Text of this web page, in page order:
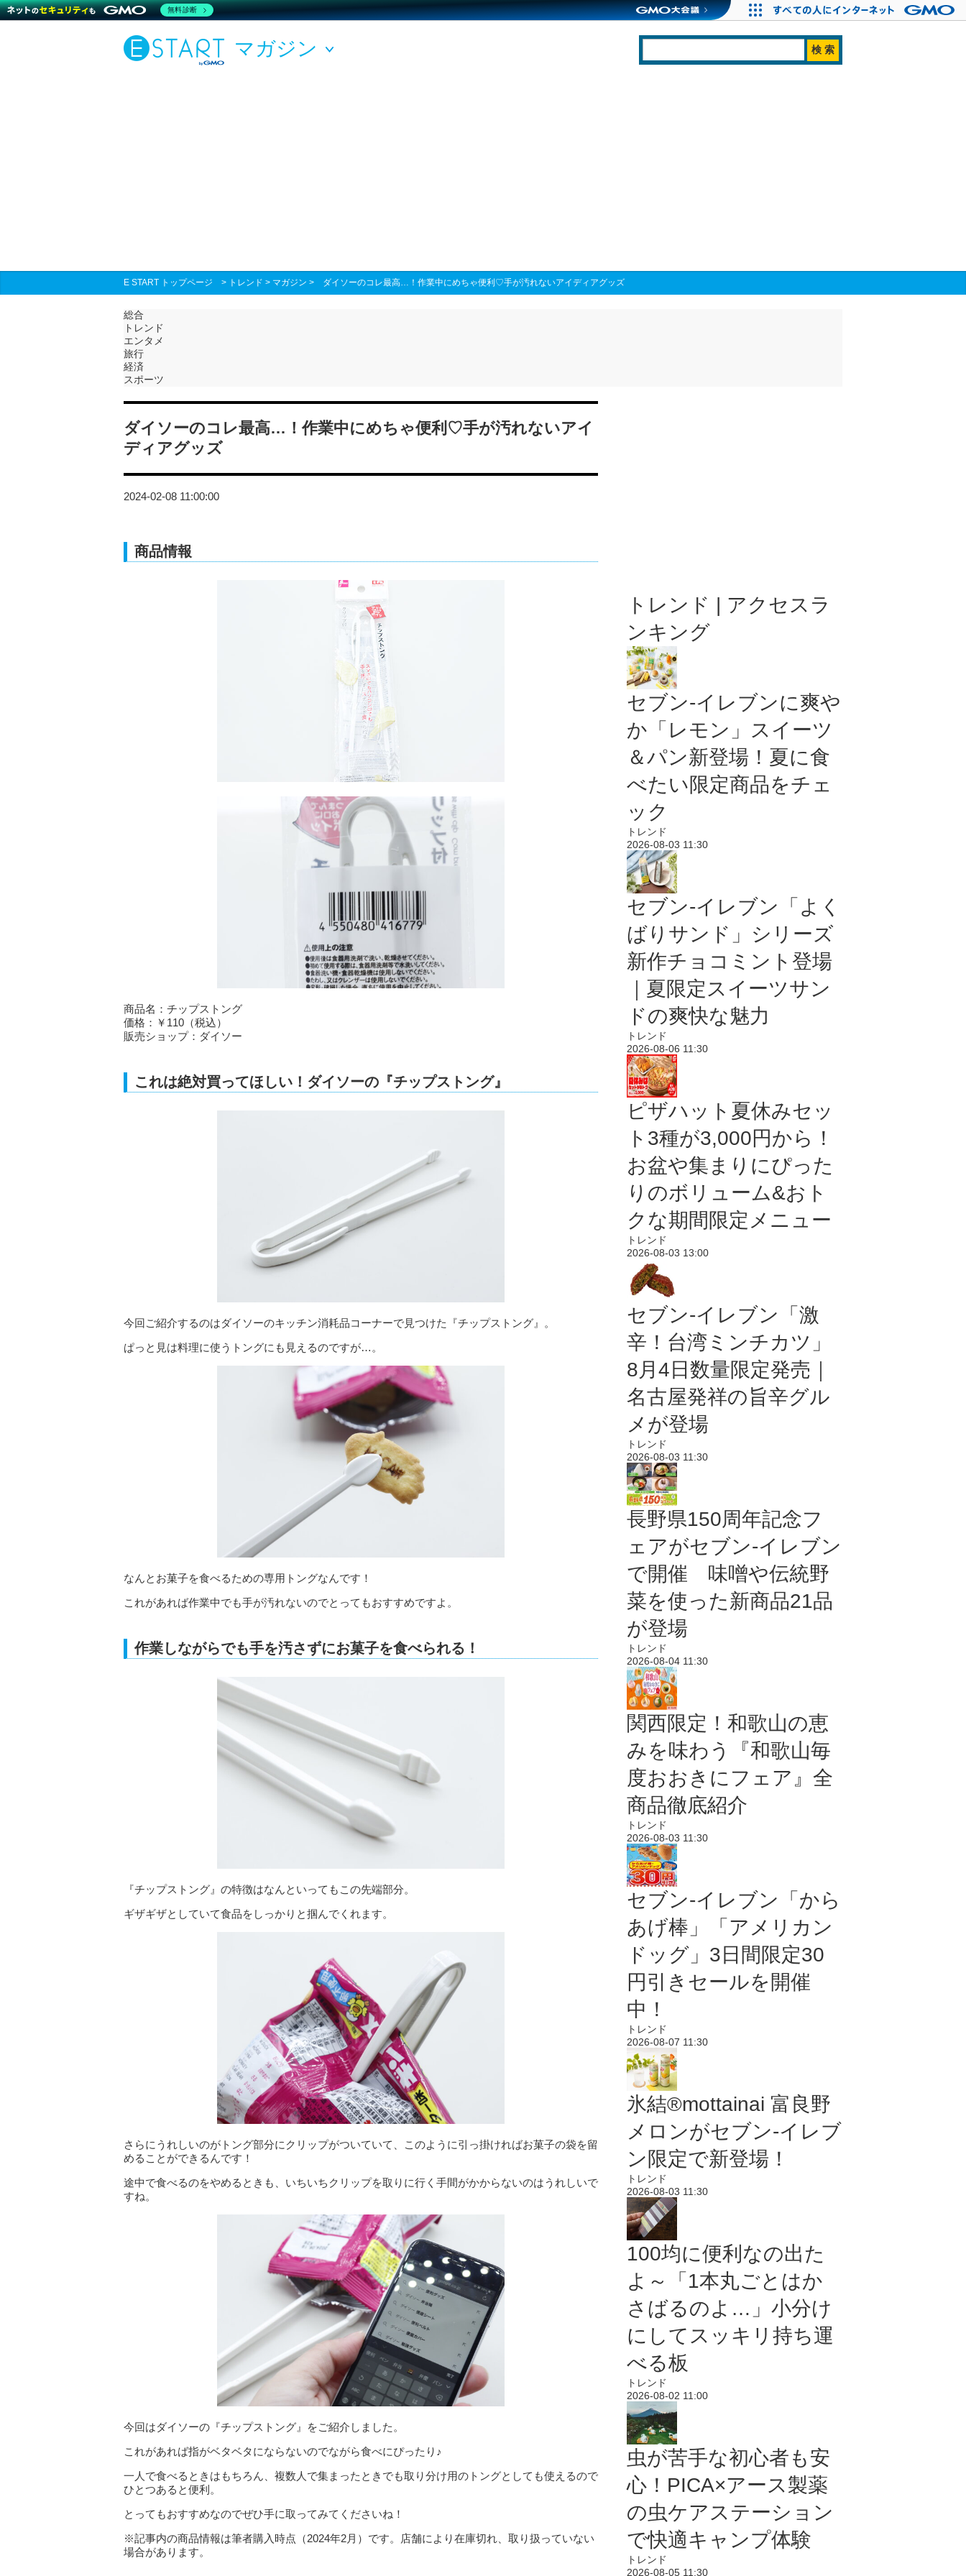
マガジン
E START トップページ > トレンド > マガジン > ダイソーのコレ最高…！作業中にめちゃ便利♡手が汚れないアイディアグッズ
総合
トレンド
エンタメ
旅行
経済
スポーツ
ダイソーのコレ最高…！作業中にめちゃ便利♡手が汚れないアイ
ディアグッズ
2024-02-08 11:00:00
商品情報
商品名：チップストング
価格：￥110（税込）
販売ショップ：ダイソー
これは絶対買ってほしい！ダイソーの『チップストング』
今回ご紹介するのはダイソーのキッチン消耗品コーナーで見つけた『チップストング』。
ぱっと見は料理に使うトングにも見えるのですが…。
なんとお菓子を食べるための専用トングなんです！
これがあれば作業中でも手が汚れないのでとってもおすすめですよ。
作業しながらでも手を汚さずにお菓子を食べられる！
『チップストング』の特徴はなんといってもこの先端部分。
ギザギザとしていて食品をしっかりと掴んでくれます。
さらにうれしいのがトング部分にクリップがついていて、このように引っ掛ければお菓子の袋を留
めることができるんです！
途中で食べるのをやめるときも、いちいちクリップを取りに行く手間がかからないのはうれしいで
すね。
今回はダイソーの『チップストング』をご紹介しました。
これがあれば指がベタベタにならないのでながら食べにぴったり♪
一人で食べるときはもちろん、複数人で集まったときでも取り分け用のトングとしても使えるので
ひとつあると便利。
とってもおすすめなのでぜひ手に取ってみてくださいね！
※記事内の商品情報は筆者購入時点（2024年2月）です。店舗により在庫切れ、取り扱っていない
場合があります。
トレンド | アクセスラ
ンキング
セブン‐イレブンに爽や
か「レモン」スイーツ
＆パン新登場！夏に食
べたい限定商品をチェ
ック
トレンド
2026-08-03 11:30
セブン‐イレブン「よく
ばりサンド」シリーズ
新作チョコミント登場
｜夏限定スイーツサン
ドの爽快な魅力
トレンド
2026-08-06 11:30
ピザハット夏休みセッ
ト3種が3,000円から！
お盆や集まりにぴった
りのボリューム&おト
クな期間限定メニュー
トレンド
2026-08-03 13:00
セブン-イレブン「激
辛！台湾ミンチカツ」
8月4日数量限定発売｜
名古屋発祥の旨辛グル
メが登場
トレンド
2026-08-03 11:30
長野県150周年記念フ
ェアがセブン-イレブン
で開催 味噌や伝統野
菜を使った新商品21品
が登場
トレンド
2026-08-04 11:30
関西限定！和歌山の恵
みを味わう『和歌山毎
度おおきにフェア』全
商品徹底紹介
トレンド
2026-08-03 11:30
セブン‐イレブン「から
あげ棒」「アメリカン
ドッグ」3日間限定30
円引きセールを開催
中！
トレンド
2026-08-07 11:30
氷結®mottainai 富良野
メロンがセブン‐イレブ
ン限定で新登場！
トレンド
2026-08-03 11:30
100均に便利なの出た
よ～「1本丸ごとはか
さばるのよ…」小分け
にしてスッキリ持ち運
べる板
トレンド
2026-08-02 11:00
虫が苦手な初心者も安
心！PICA×アース製薬
の虫ケアステーション
で快適キャンプ体験
トレンド
2026-08-05 11:30
無料診断